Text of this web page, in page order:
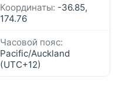
Координаты: -36.85,
174.76
Часовой пояс:
Pacific/Auckland
(UTC+12)